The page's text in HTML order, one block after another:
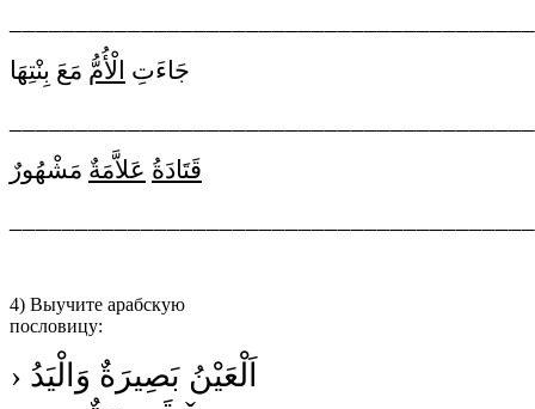
جَاءَتِ الْأُمُّ مَعَ بِنْتِهَا
قَتَادَةُ عَلاَّمَةٌ مَشْهُورٌ
4) Выучите арабскую
пословицу:
› اَلْعَيْنُ بَصِيرَةٌ وَالْيَدُ